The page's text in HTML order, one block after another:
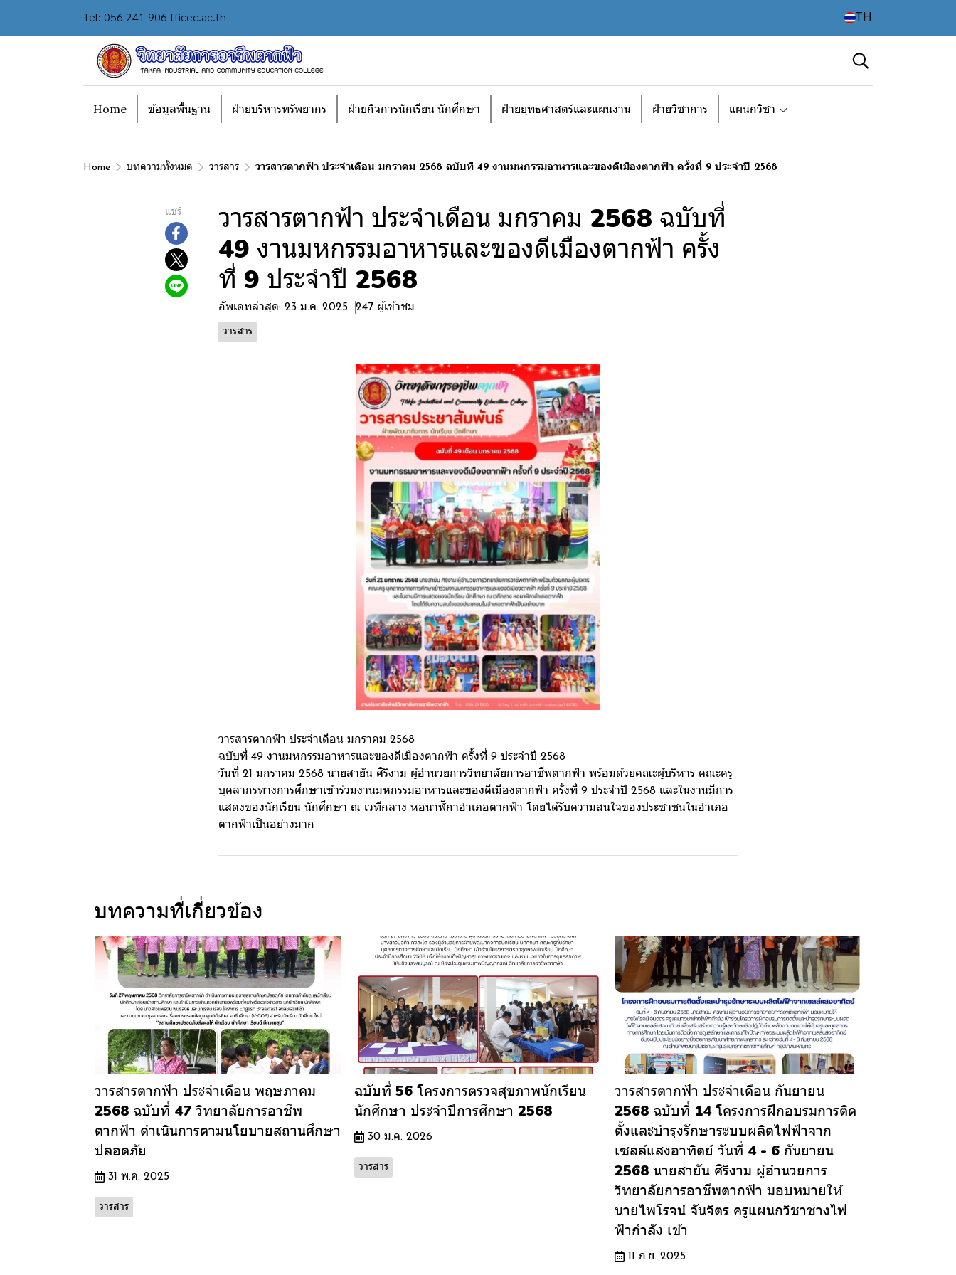
Tel: 056 241 906 tficec.ac.th TH
Home ข้อมูลพื้นฐาน ฝ่ายบริหารทรัพยากร ฝ่ายกิจการนักเรียน นักศึกษา ฝ่ายยุทธศาสตร์และแผนงาน ฝ่ายวิชาการ แผนกวิชา
Home บทความทั้งหมด วารสาร วารสารตากฟ้า ประจำเดือน มกราคม 2568 ฉบับที่ 49 งานมหกรรมอาหารและของดีเมืองตากฟ้า ครั้งที่ 9 ประจำปี 2568
แชร์
วารสารตากฟ้า ประจำเดือน มกราคม 2568 ฉบับที่
49 งานมหกรรมอาหารและของดีเมืองตากฟ้า ครั้ง
ที่ 9 ประจำปี 2568
อัพเดทล่าสุด: 23 ม.ค. 2025 247 ผู้เข้าชม
วารสาร
วารสารตากฟ้า ประจำเดือน มกราคม 2568
ฉบับที่ 49 งานมหกรรมอาหารและของดีเมืองตากฟ้า ครั้งที่ 9 ประจำปี 2568
วันที่ 21 มกราคม 2568 นายสายัน ศิริงาม ผู้อำนวยการวิทยาลัยการอาชีพตากฟ้า พร้อมด้วยคณะผู้บริหาร คณะครู
บุคลากรทางการศึกษาเข้าร่วมงานมหกรรมอาหารและของดีเมืองตากฟ้า ครั้งที่ 9 ประจำปี 2568 และในงานมีการ
แสดงของนักเรียน นักศึกษา ณ เวทีกลาง หอนาฬิกาอำเภอตากฟ้า โดยได้รับความสนใจของประชาชนในอำเภอ
ตากฟ้าเป็นอย่างมาก
บทความที่เกี่ยวข้อง
วารสารตากฟ้า ประจำเดือน พฤษภาคม
2568 ฉบับที่ 47 วิทยาลัยการอาชีพ
ตากฟ้า ดำเนินการตามนโยบายสถานศึกษา
ปลอดภัย
31 พ.ค. 2025
วารสาร
ฉบับที่ 56 โครงการตรวจสุขภาพนักเรียน
นักศึกษา ประจำปีการศึกษา 2568
30 ม.ค. 2026
วารสาร
วารสารตากฟ้า ประจำเดือน กันยายน
2568 ฉบับที่ 14 โครงการฝึกอบรมการติด
ตั้งและบำรุงรักษาระบบผลิตไฟฟ้าจาก
เซลล์แสงอาทิตย์ วันที่ 4 - 6 กันยายน
2568 นายสายัน ศิริงาม ผู้อำนวยการ
วิทยาลัยการอาชีพตากฟ้า มอบหมายให้
นายไพโรจน์ จันจิตร ครูแผนกวิชาช่างไฟ
ฟ้ากำลัง เข้า
11 ก.ย. 2025